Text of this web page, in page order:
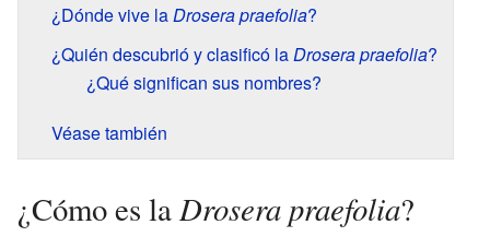
¿Dónde vive laDrosera praefolia?
¿Quién descubrió y clasificó laDrosera praefolia?
¿Qué significan sus nombres?
Véase también
¿Cómo es laDrosera praefolia?